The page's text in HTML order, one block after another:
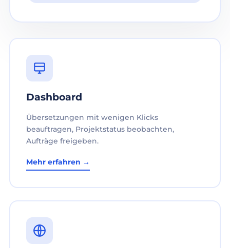
Dashboard
Übersetzungen mit wenigen Klicks
beauftragen, Projektstatus beobachten,
Aufträge freigeben.
Mehr erfahren →